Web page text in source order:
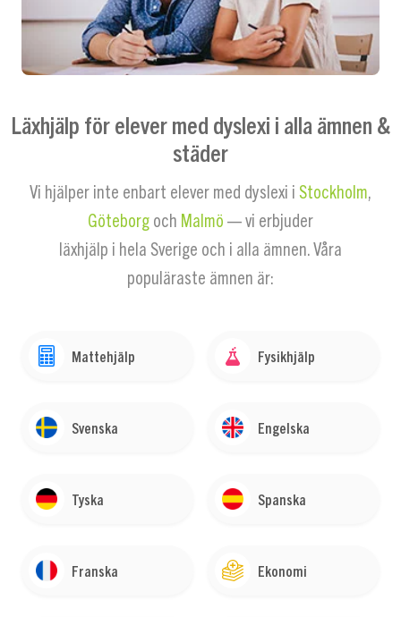
Läxhjälp för elever med dyslexi i alla ämnen &
städer
Vi hjälper inte enbart elever med dyslexi i Stockholm
Göteborg och Malmö — vi erbjuder
läxhjälp i hela Sverige och i alla ämnen. Våra
populäraste ämnen är:
Mattehjälp Fysikhjälp
Svenska Engelska
Tyska Spanska
Franska Ekonomi